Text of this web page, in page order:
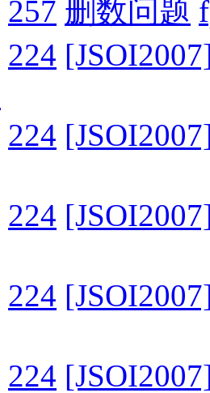
257 删数问题
224
224
224
224
224